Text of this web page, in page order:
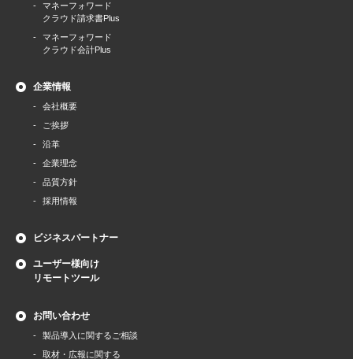
マネーフォワード
クラウド請求書Plus
マネーフォワード
クラウド会計Plus
企業情報
会社概要
ご挨拶
沿革
企業理念
品質方針
採用情報
ビジネスパートナー
ユーザー様向け
リモートツール
お問い合わせ
製品導⼊に関するご相談
取材・広報に関する